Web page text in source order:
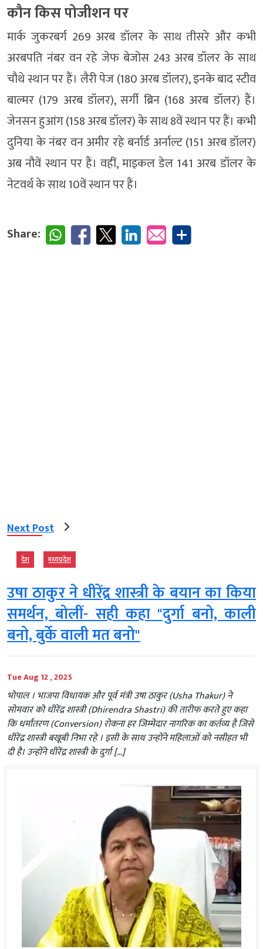
कौन किस पोजीशन पर
मार्क जुकरबर्ग 269 अरब डॉलर के साथ तीसरे और कभी
अरबपति नंबर वन रहे जेफ बेजोस 243 अरब डॉलर के साथ
चौथे स्थान पर हैं। लैरी पेज (180 अरब डॉलर), इनके बाद स्टीव
बाल्मर (179 अरब डॉलर), सर्गी ब्रिन (168 अरब डॉलर) हैं।
जेनसन हुआंग (158 अरब डॉलर) के साथ 8वें स्थान पर हैं। कभी
दुनिया के नंबर वन अमीर रहे बर्नार्ड अर्नाल्ट (151 अरब डॉलर)
अब नौवें स्थान पर हैं। वहीं, माइकल डेल 141 अरब डॉलर के
नेटवर्थ के साथ 10वें स्थान पर हैं।
Share:
Next Post
देश मध्‍यप्रदेश
उषा ठाकुर ने धीरेंद्र शास्त्री के बयान का किया
समर्थन, बोलीं- सही कहा "दुर्गा बनो, काली
बनो, बुर्के वाली मत बनो"
Tue Aug 12 , 2025
भोपाल । भाजपा विधायक और पूर्व मंत्री उषा ठाकुर (Usha Thakur) ने
सोमवार को धीरेंद्र शास्त्री (Dhirendra Shastri) की तारीफ करते हुए कहा
कि धर्मांतरण (Conversion) रोकना हर जिम्मेदार नागरिक का कर्तव्य है जिसे
धीरेंद्र शास्त्री बखूबी निभा रहे । इसी के साथ उन्होंने महिलाओं को नसीहत भी
दी है। उन्‍होंने धीरेंद्र शास्त्री के दुर्गा […]